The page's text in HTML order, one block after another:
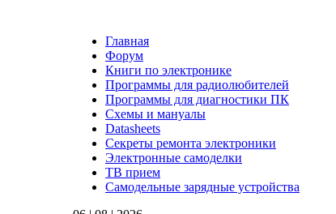
Главная
Форум
Книги по электронике
Программы для радиолюбителей
Программы для диагностики ПК
Схемы и мануалы
Datasheets
Секреты ремонта электроники
Электронные самоделки
ТВ прием
Самодельные зарядные устройства